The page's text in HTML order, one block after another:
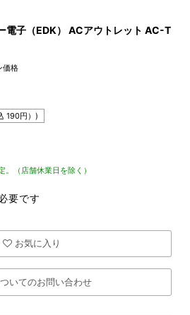
電子（EDK） ACアウトレット AC-T
価格
190円）)
（店舗休業日を除く）
要です
お気に入り
いてのお問い合わせ